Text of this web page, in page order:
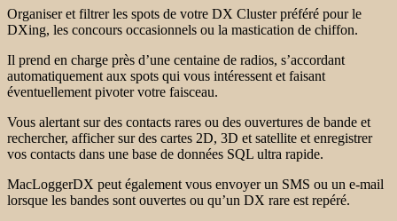
Organiser et filtrer les spots de votre DX Cluster préféré pour le
DXing, les concours occasionnels ou la mastication de chiffon.
Il prend en charge près d’une centaine de radios, s’accordant
automatiquement aux spots qui vous intéressent et faisant
éventuellement pivoter votre faisceau.
Vous alertant sur des contacts rares ou des ouvertures de bande et
rechercher, afficher sur des cartes 2D, 3D et satellite et enregistrer
vos contacts dans une base de données SQL ultra rapide.
MacLoggerDX peut également vous envoyer un SMS ou un e-mail
lorsque les bandes sont ouvertes ou qu’un DX rare est repéré.